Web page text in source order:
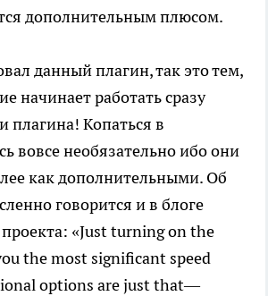
дополнительным плюсом.
данный плагин, так это тем,
начинает работать сразу
плагина! Копаться в
вовсе необязательно ибо они
как дополнительными. Об
говорится и в блоге
«Just turning on the
the most significant speed
options are just that—